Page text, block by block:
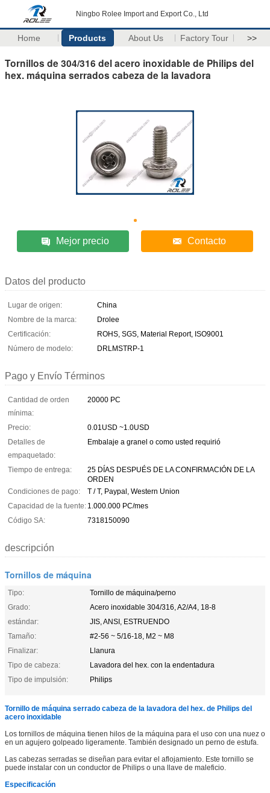
Ningbo Rolee Import and Export Co., Ltd
Home Products About Us Factory Tour >>
Tornillos de 304/316 del acero inoxidable de Philips del
hex. máquina serrados cabeza de la lavadora
Mejor precio Contacto
Datos del producto
Lugar de origen:
China
Nombre de la marca:
Drolee
Certificación:
ROHS, SGS, Material Report, ISO9001
Número de modelo:
DRLMSTRP-1
Pago y Envío Términos
Cantidad de orden
mínima:
20000 PC
Precio:
0.01USD ~1.0USD
Detalles de
empaquetado:
Embalaje a granel o como usted requirió
Tiempo de entrega:
25 DÍAS DESPUÉS DE LA CONFIRMACIÓN DE LA
ORDEN
Condiciones de pago:
T / T, Paypal, Western Union
Capacidad de la fuente: 1.000.000 PC/mes
Código SA:
7318150090
descripción
Tornillos de máquina
Tipo:
Tornillo de máquina/perno
Grado:
Acero inoxidable 304/316, A2/A4, 18-8
estándar:
JIS, ANSI, ESTRUENDO
Tamaño:
#2-56 ~ 5/16-18, M2 ~ M8
Finalizar:
Llanura
Tipo de cabeza:
Lavadora del hex. con la endentadura
Tipo de impulsión:
Philips
Tornillo de máquina serrado cabeza de la lavadora del hex. de Philips del
acero inoxidable
Los tornillos de máquina tienen hilos de la máquina para el uso con una nuez o
en un agujero golpeado ligeramente. También designado un perno de estufa.
Las cabezas serradas se diseñan para evitar el aflojamiento. Este tornillo se
puede instalar con un conductor de Philips o una llave de maleficio.
Especificación